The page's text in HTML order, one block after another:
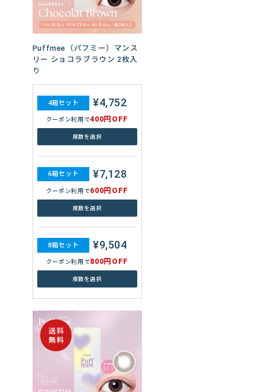
リム plus 30枚入り
4箱セット ¥6,720
クーポン利用で 400円OFF
6箱セット ¥10,020
クーポン利用で600円OFF
度数を選択
8箱セット ¥13,360
クーポン利用で800円OFF
度数を選択
もっと見る
Puffmee（パフミー）マンス
リー ショコラブラウン 2枚入
り
4箱セット ¥4,752
クーポン利用で400円OFF
度数を選択
6箱セット ¥7,128
クーポン利用で600円OFF
度数を選択
8箱セット ¥9,504
クーポン利用で800円OFF
度数を選択